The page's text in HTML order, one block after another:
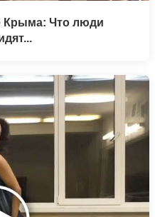
Крыма: Что люди